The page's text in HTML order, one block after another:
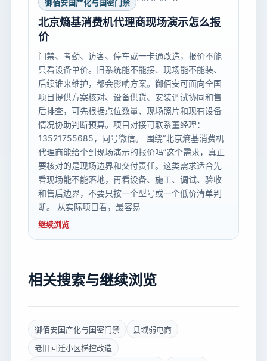
御佰安国产化与国密门禁
北京熵基消费机代理商现场演示怎么报
价
门禁、考勤、访客、停车或一卡通改造，报价不能
只看设备单价。旧系统能不能接、现场能不能装、
后续谁来维护，都会影响方案。御佰安可面向全国
项目提供方案核对、设备供货、安装调试协同和售
后排查，可先根据点位数量、现场照片和现有设备
情况协助判断预算。项目对接可联系董经理：
13521755685，同号微信。 围绕“北京熵基消费机
代理商能给个到现场演示的报价吗”这个需求，真正
要核对的是现场边界和交付责任。这类需求适合先
看现场能不能落地，再看设备、施工、调试、验收
和售后边界，不要只按一个型号或一个低价清单判
断。 从实际项目看，最容易
继续浏览
相关搜索与继续浏览
御佰安国产化与国密门禁
县域弱电商
老旧回迁小区梯控改造